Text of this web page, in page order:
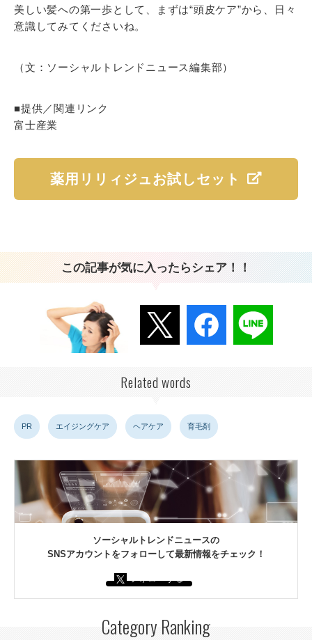
美しい髪への第一歩として、まずは“頭皮ケア”から、日々
意識してみてくださいね。
（文：ソーシャルトレンドニュース編集部）
■提供／関連リンク
富士産業
薬用リリィジュお試しセット
この記事が気に入ったらシェア！！
Related words
PR エイジングケア ヘアケア 育毛剤
ソーシャルトレンドニュースの
SNSアカウントをフォローして最新情報をチェック！
Category Ranking